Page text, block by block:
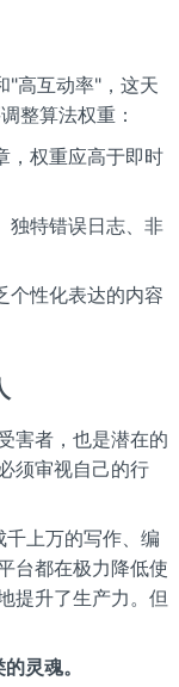
"高互动率"，这天
整算法权重：
，权重应高于即时
独特错误日志、非
个性化表达的内容
害者，也是潜在的
须审视自己的行
上万的写作、编
台都在极力降低使
提升了生产力。但
灵魂。